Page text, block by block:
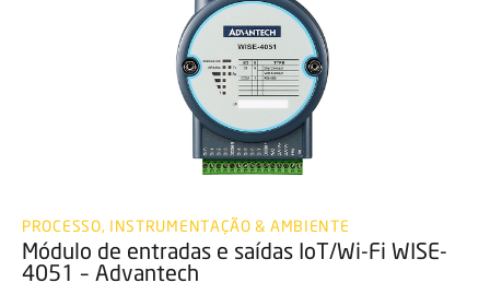
PROCESSO, INSTRUMENTAÇÃO & AMBIENTE
Módulo de entradas e saídas IoT/Wi-Fi WISE-
4051 – Advantech